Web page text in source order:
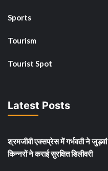
Sports
Tourism
Tourist Spot
Latest Posts
श्रमजीवी एक्सप्रेस में गर्भवती ने
किन्नरों ने कराई सुरक्षित डिलीवरी